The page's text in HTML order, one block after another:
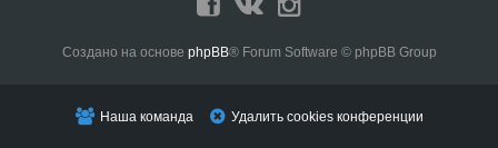
Создано на основе phpBB® Forum Software © phpBB Group
Наша команда Удалить cookies конференции